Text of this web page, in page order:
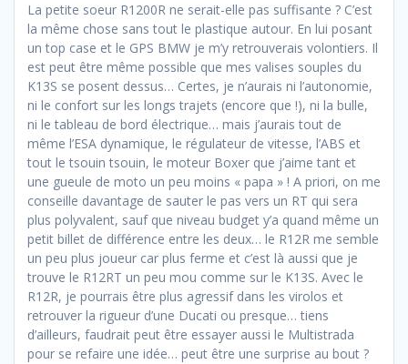
La petite soeur R1200R ne serait-elle pas suffisante ? C’est
la même chose sans tout le plastique autour. En lui posant
un top case et le GPS BMW je m’y retrouverais volontiers. Il
est peut être même possible que mes valises souples du
K13S se posent dessus… Certes, je n’aurais ni l’autonomie,
ni le confort sur les longs trajets (encore que !), ni la bulle,
ni le tableau de bord électrique… mais j’aurais tout de
même l’ESA dynamique, le régulateur de vitesse, l’ABS et
tout le tsouin tsouin, le moteur Boxer que j’aime tant et
une gueule de moto un peu moins « papa » ! A priori, on me
conseille davantage de sauter le pas vers un RT qui sera
plus polyvalent, sauf que niveau budget y’a quand même un
petit billet de différence entre les deux… le R12R me semble
un peu plus joueur car plus ferme et c’est là aussi que je
trouve le R12RT un peu mou comme sur le K13S. Avec le
R12R, je pourrais être plus agressif dans les virolos et
retrouver la rigueur d’une Ducati ou presque… tiens
d’ailleurs, faudrait peut être essayer aussi le Multistrada
pour se refaire une idée… peut être une surprise au bout ?